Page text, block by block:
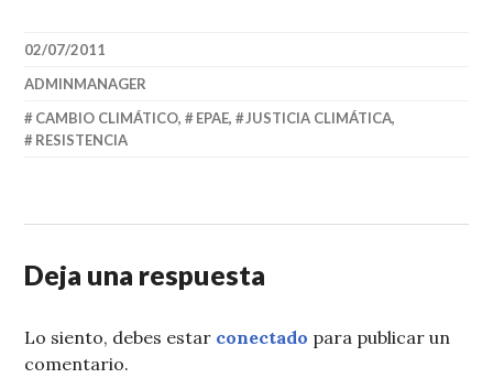
02/07/2011
ADMINMANAGER
CAMBIO CLIMÁTICO, EPAE, JUSTICIA CLIMÁTICA,
RESISTENCIA
Deja una respuesta
Lo siento, debes estar conectado para publicar un
comentario.